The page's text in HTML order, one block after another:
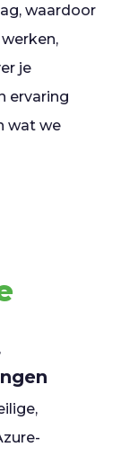
waardoor
je
ervaring
wat we